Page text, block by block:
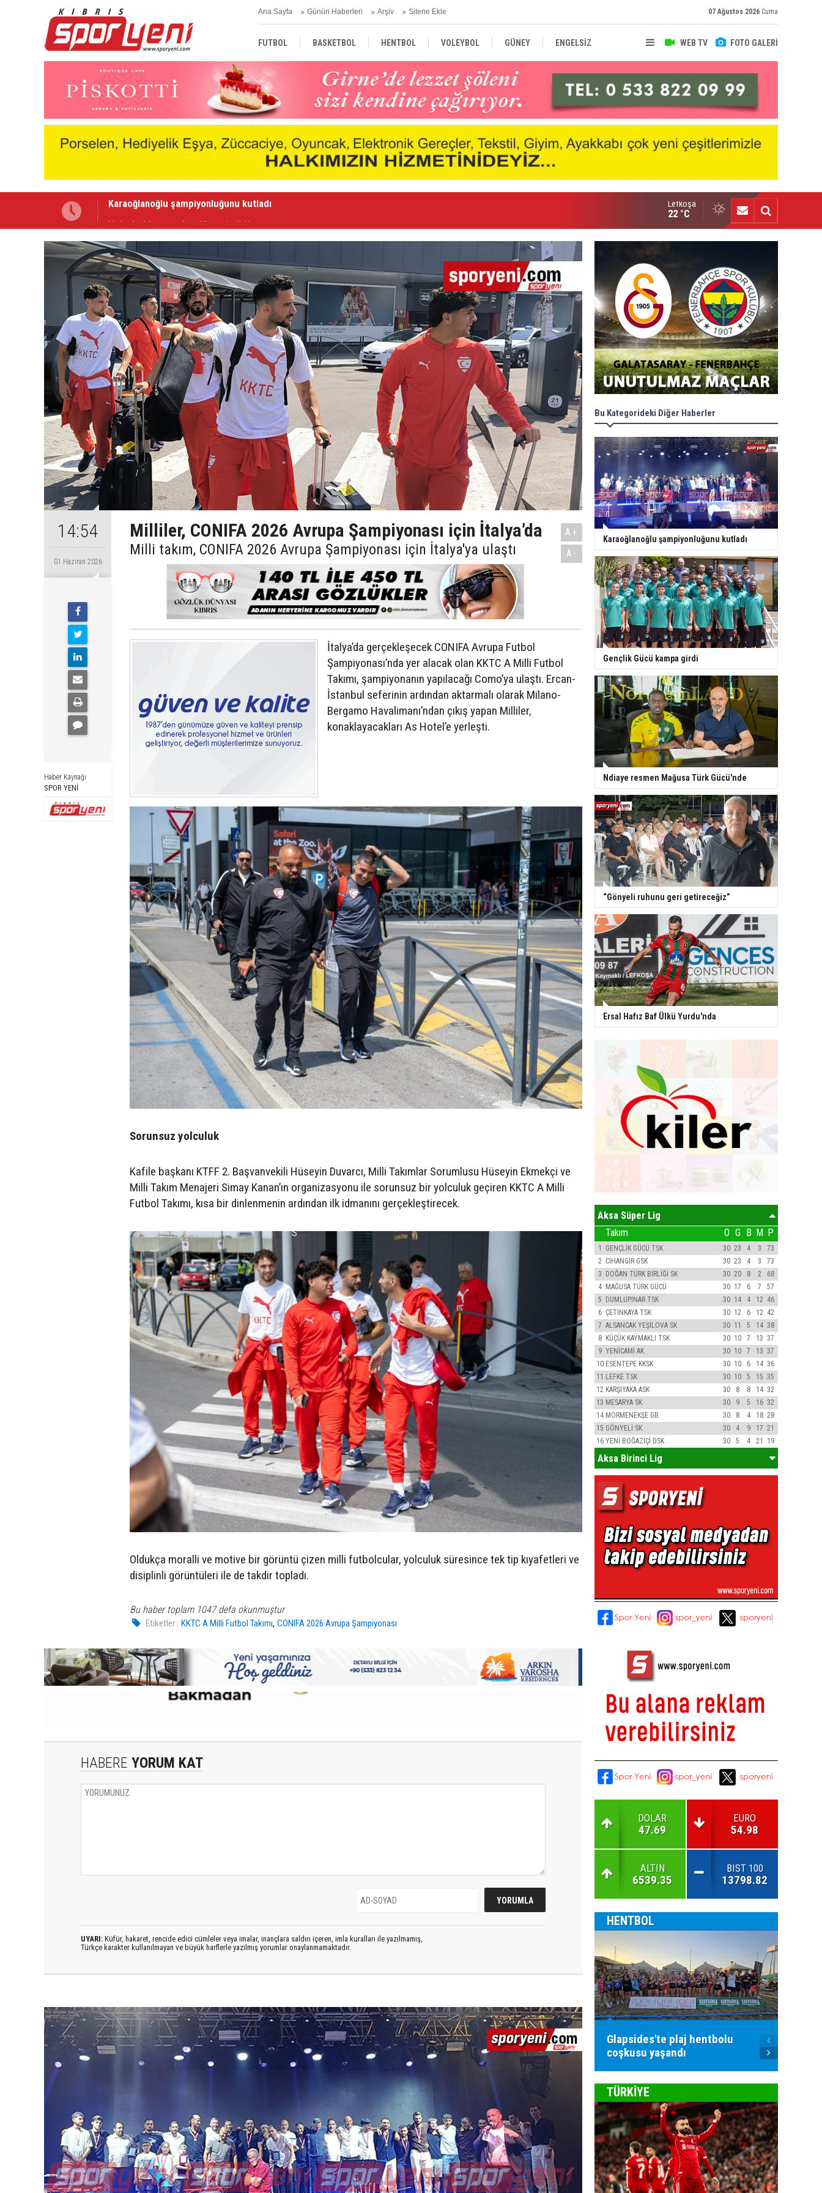
Ana Sayfa Günün Haberleri Arşiv Sitene Ekle 07 Ağustos 2026 Cuma
WEB TV FOTO GALERİ
FUTBOL BASKETBOL HENTBOL VOLEYBOL GÜNEY ENGELSİZ
TÜRKİYE AVRUPA DÜNYA
Voleybolda transfer dönemi sürüyor
Lefkoşa
22 °C
14:54
01 Haziran 2026
Haber Kaynağı
SPOR YENİ
Milliler, CONIFA 2026 Avrupa Şampiyonası için İtalya’da
Milli takım, CONIFA 2026 Avrupa Şampiyonası için İtalya'ya ulaştı
A+
A-
İtalya’da gerçekleşecek CONIFA Avrupa Futbol
Şampiyonası’nda yer alacak olan KKTC A Milli Futbol
Takımı, şampiyonanın yapılacağı Como’ya ulaştı. Ercan-
İstanbul seferinin ardından aktarmalı olarak Milano-
Bergamo Havalimanı’ndan çıkış yapan Milliler,
konaklayacakları As Hotel’e yerleşti.
Sorunsuz yolculuk
Kafile başkanı KTFF 2. Başvanvekili Hüseyin Duvarcı, Milli Takımlar Sorumlusu Hüseyin Ekmekçi ve
Milli Takım Menajeri Simay Kanan’ın organizasyonu ile sorunsuz bir yolculuk geçiren KKTC A Milli
Futbol Takımı, kısa bir dinlenmenin ardından ilk idmanını gerçekleştirecek.
Oldukça moralli ve motive bir görüntü çizen milli futbolcular, yolculuk süresince tek tip kıyafetleri ve
disiplinli görüntüleri ile de takdir topladı.
Bu haber toplam 1047 defa okunmuştur
Etiketler : KKTC A Milli Futbol Takımı,CONIFA 2026 Avrupa Şampiyonası
HABERE YORUM KAT
UYARI: Küfür, hakaret, rencide edici cümleler veya imalar, inançlara saldırı içeren, imla kuralları ile yazılmamış,
Türkçe karakter kullanılmayan ve büyük harflerle yazılmış yorumlar onaylanmamaktadır.
Bu Kategorideki Diğer Haberler
Karaoğlanoğlu şampiyonluğunu kutladı
Gençlik Gücü kampa girdi
Ndiaye resmen Mağusa Türk Gücü'nde
“Gönyeli ruhunu geri getireceğiz”
Ersal Hafız Baf Ülkü Yurdu'nda
Aksa Süper Lig
S
Takım O G B M P
1 GENÇLİK GÜCÜ TSK 30 23 4 3
73
2 CİHANGİR GSK 30 23 4 3
73
3 DOĞAN TÜRK BİRLİĞİ SK 30 20 8 2
68
4 MAĞUSA TÜRK GÜCÜ 30 17 6 7
57
5 DUMLUPINAR TSK 30 14 4 12 46
6 ÇETİNKAYA TSK 30 12 6 12 42
7 ALSANCAK YEŞİLOVA SK 30 11 5 14 38
8 KÜÇÜK KAYMAKLI TSK 30 10 7 13 37
9 YENİCAMİ AK 30 10 7 13 37
10 ESENTEPE KKSK 30 10 6 14 36
11 LEFKE TSK 30 10 5 15 35
12 KARŞIYAKA ASK 30 8 8 14 32
13 MESARYA SK 30 9 5 16 32
14 MORMENEKŞE GB 30 8 4 18 28
15 GÖNYELİ SK 30 4 9 17 21
16 YENİ BOĞAZİÇİ DSK 30 5 4 21 19
Aksa Birinci Lig
DOLAR
47.69
EURO
54.98
ALTIN
6539.35
BIST 100
13798.82
HENTBOL
Glapsides'te plaj hentbolu
coşkusu yaşandı
TÜRKİYE